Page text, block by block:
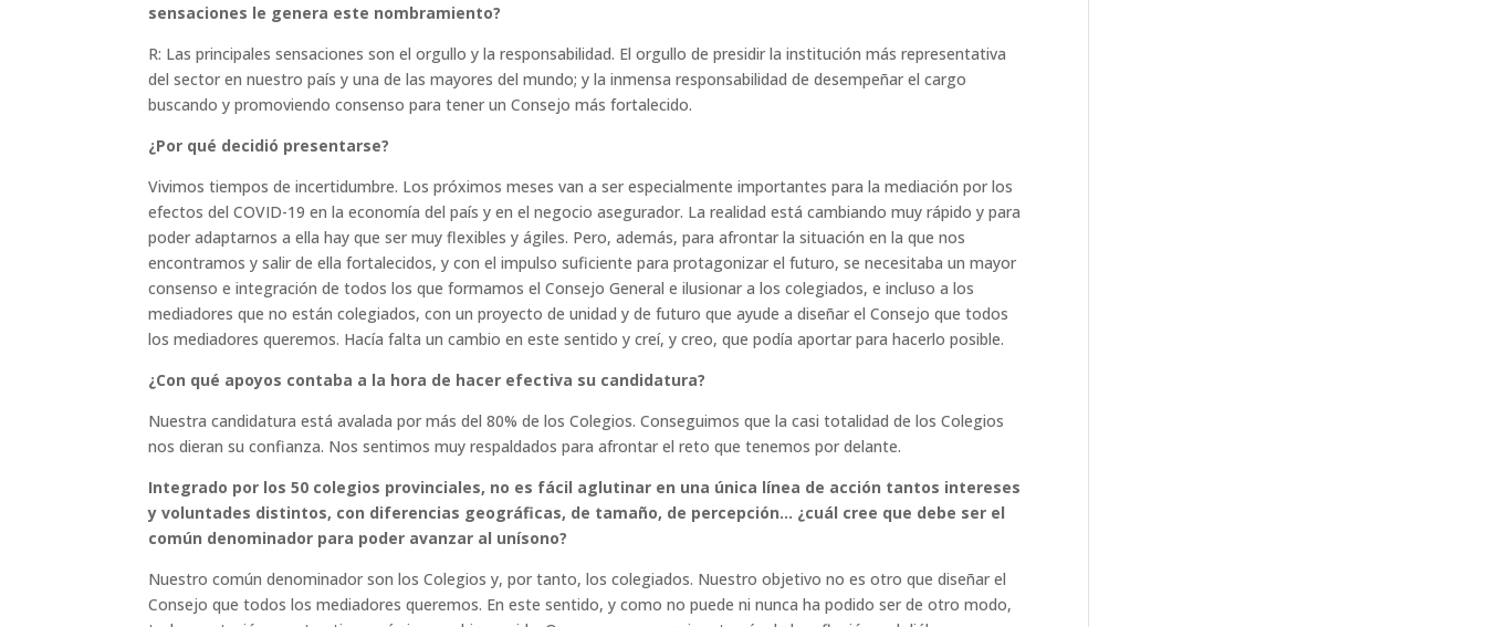
sensaciones le genera este nombramiento?
R: Las principales sensaciones son el orgullo y la responsabilidad. El orgullo de presidir la institución más representativa
del sector en nuestro país y una de las mayores del mundo; y la inmensa responsabilidad de desempeñar el cargo
buscando y promoviendo consenso para tener un Consejo más fortalecido.
¿Por qué decidió presentarse?
Vivimos tiempos de incertidumbre. Los próximos meses van a ser especialmente importantes para la mediación por los
efectos del COVID-19 en la economía del país y en el negocio asegurador. La realidad está cambiando muy rápido y para
poder adaptarnos a ella hay que ser muy flexibles y ágiles. Pero, además, para afrontar la situación en la que nos
encontramos y salir de ella fortalecidos, y con el impulso suficiente para protagonizar el futuro, se necesitaba un mayor
consenso e integración de todos los que formamos el Consejo General e ilusionar a los colegiados, e incluso a los
mediadores que no están colegiados, con un proyecto de unidad y de futuro que ayude a diseñar el Consejo que todos
los mediadores queremos. Hacía falta un cambio en este sentido y creí, y creo, que podía aportar para hacerlo posible.
¿Con qué apoyos contaba a la hora de hacer efectiva su candidatura?
Nuestra candidatura está avalada por más del 80% de los Colegios. Conseguimos que la casi totalidad de los Colegios
nos dieran su confianza. Nos sentimos muy respaldados para afrontar el reto que tenemos por delante.
Integrado por los 50 colegios provinciales, no es fácil aglutinar en una única línea de acción tantos intereses
y voluntades distintos, con diferencias geográficas, de tamaño, de percepción… ¿cuál cree que debe ser el
común denominador para poder avanzar al unísono?
Nuestro común denominador son los Colegios y, por tanto, los colegiados. Nuestro objetivo no es otro que diseñar el
Consejo que todos los mediadores queremos. En este sentido, y como no puede ni nunca ha podido ser de otro modo,